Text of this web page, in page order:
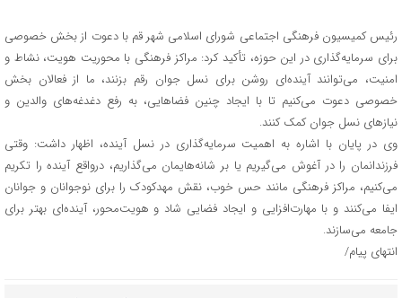
رئیس کمیسیون فرهنگی اجتماعی شورای اسلامی شهر قم با دعوت از بخش خصوصی
برای سرمایه‌گذاری در این حوزه، تأکید کرد: مراکز فرهنگی با محوریت هویت، نشاط و
امنیت، می‌توانند آینده‌ای روشن برای نسل جوان رقم بزنند، ما از فعالان بخش
خصوصی دعوت می‌کنیم تا با ایجاد چنین فضاهایی، به رفع دغدغه‌های والدین و
نیازهای نسل جوان کمک کنند.
وی در پایان با اشاره به اهمیت سرمایه‌گذاری در نسل آینده، اظهار داشت: وقتی
فرزندانمان را در آغوش می‌گیریم یا بر شانه‌هایمان می‌گذاریم، درواقع آینده را تکریم
می‌کنیم، مراکز فرهنگی مانند حس خوب، نقش مهدکودک را برای نوجوانان و جوانان
ایفا می‌کنند و با مهارت‌افزایی و ایجاد فضایی شاد و هویت‌محور، آینده‌ای بهتر برای
جامعه می‌سازند.
انتهای پیام/